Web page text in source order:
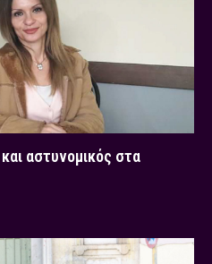
αστυνομικός στα